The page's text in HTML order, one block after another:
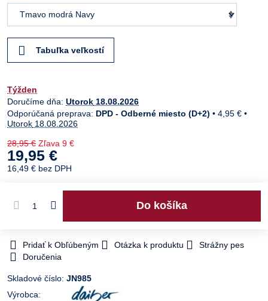
Tabuľka veľkostí
Týžden
Doručíme dňa: Utorok 18.08.2026
DPD - Odberné miesto (D+2) • 4,95 € •
Utorok 18.08.2026
28,95 € Zľava 9 €
19,95 €
16,49 € bez DPH
Do košíka
Pridať k Obľúbeným Otázka k produktu
Strážny pes
Doručenia
Skladové číslo: JN985
Výrobca: